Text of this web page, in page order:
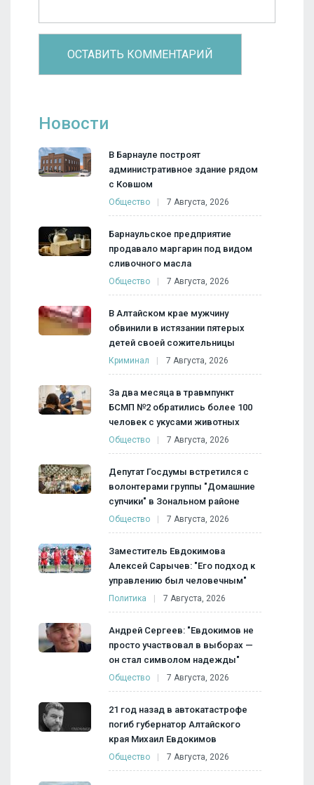
Новости
В Барнауле построят
административное здание рядом
с Ковшом
Общество 7 Августа, 2026
Барнаульское предприятие
продавало маргарин под видом
сливочного масла
Общество 7 Августа, 2026
В Алтайском крае мужчину
обвинили в истязании пятерых
детей своей сожительницы
Криминал 7 Августа, 2026
За два месяца в травмпункт
БСМП №2 обратились более 100
человек с укусами животных
Общество 7 Августа, 2026
Депутат Госдумы встретился с
волонтерами группы "Домашние
супчики" в Зональном районе
Общество 7 Августа, 2026
Заместитель Евдокимова
Алексей Сарычев: "Его подход к
управлению был человечным"
Политика 7 Августа, 2026
Андрей Сергеев: "Евдокимов не
просто участвовал в выборах —
он стал символом надежды"
Общество 7 Августа, 2026
21 год назад в автокатастрофе
погиб губернатор Алтайского
края Михаил Евдокимов
Общество 7 Августа, 2026